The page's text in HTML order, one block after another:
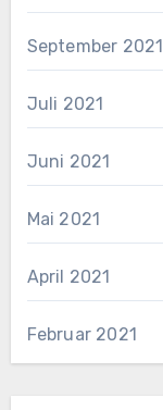
September 2021
Juli 2021
Juni 2021
Mai 2021
April 2021
Februar 2021